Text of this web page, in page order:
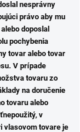
nesprávny
právo aby mu
doposlal
pochybenia
tovar alebo tovar
V prípade
tovaru zo
na doručenie
tovaru alebo
v
vlasovom tovare je